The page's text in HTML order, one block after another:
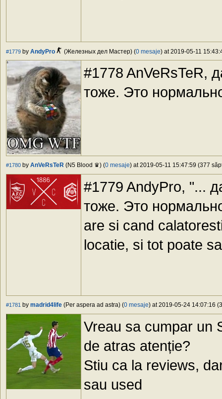
#1779 by AndyPro (Железных дел Мастер) (0 mesaje) at 2019-05-11
#1778 AnVeRsTeR,
тоже. Это
#1780 by AnVeRsTeR (N5 Blood ♛) (0 mesaje) at 2019-05-11 15:47:59 (377
#1779 AndyPro, "...
тоже. Это
are si cand
locatie, si tot poate
#1781 by madrid4life (Per aspera ad astra) (0 mesaje) at 2019-05-24 14:07:16
Vreau sa cumpar un
de atras atenție?
Stiu ca la reviews,
sau used